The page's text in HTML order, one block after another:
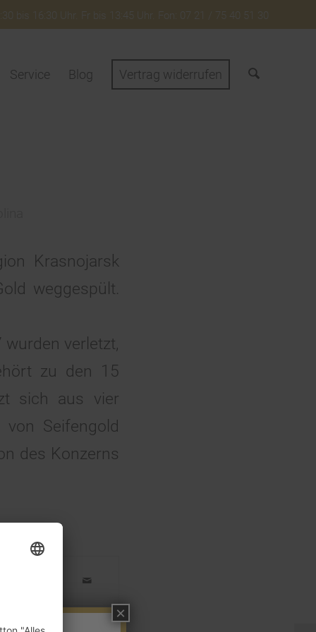
bis 16:30 Uhr. Fr bis 13:45 Uhr. Fon: 07 21 / 75 40 51 30
Service Blog Vertrag widerrufen
Krasnojarsk
weggespült.
verletzt,
zu den 15
sich aus vier
von Seifengold
des Konzerns
×